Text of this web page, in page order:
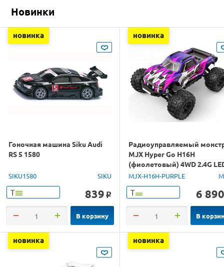
Новинки
новинка
Гоночная машина Siku Audi
RS 5 1580
SIKU1580 SIKU
Т 839 o
В корзину
новинка
Радиоуправляемый
MJX Hyper Go H16H
(фиолетовый) 4WD 2.4G
GPS 1/16 RTR
MJX-H16H-PURPLE
Т 6 890
В
новинка новинка